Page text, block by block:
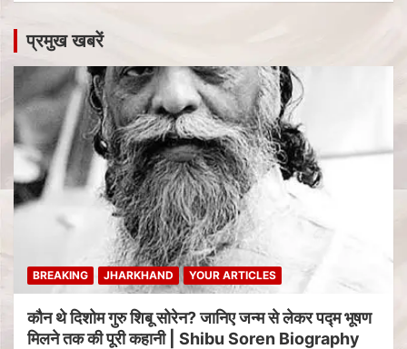
प्रमुख खबरें
BREAKING JHARKHAND YOUR ARTICLES
कौन थे दिशोम गुरु शिबू सोरेन? जानिए जन्म से लेकर पद्म भूषण
मिलने तक की पूरी कहानी | Shibu Soren Biography